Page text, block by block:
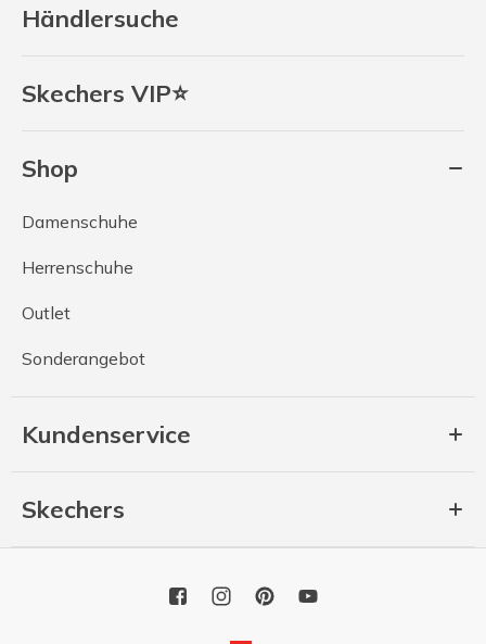
Händlersuche
Skechers VIP⭐
Shop
Damenschuhe
Herrenschuhe
Outlet
Sonderangebot
Kundenservice
Skechers